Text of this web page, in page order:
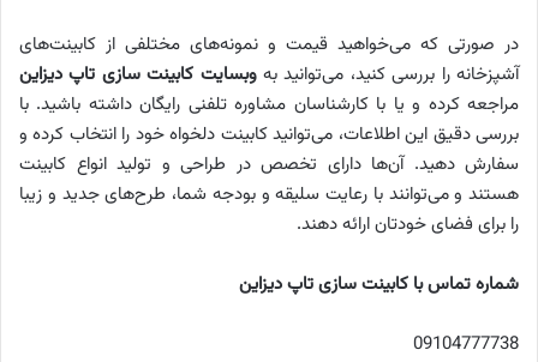
در صورتی که می‌خواهید قیمت و نمونه‌های مختلفی از کابینت‌های
آشپزخانه را بررسی کنید، می‌توانید بهوبسایت کابینت سازی تاپ دیزاین
مراجعه کرده و یا با کارشناسان مشاوره تلفنی رایگان داشته باشید. با
بررسی دقیق این اطلاعات، می‌توانید کابینت دلخواه خود را انتخاب کرده و
سفارش دهید. آن‌ها دارای تخصص در طراحی و تولید انواع کابینت
هستند و می‌توانند با رعایت سلیقه و بودجه شما، طرح‌های جدید و زیبا
را برای فضای خودتان ارائه دهند.
شماره تماس با کابینت سازی تاپ دیزاین
09104777738